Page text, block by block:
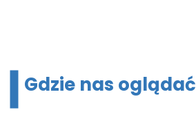
Gdzie nas oglądać